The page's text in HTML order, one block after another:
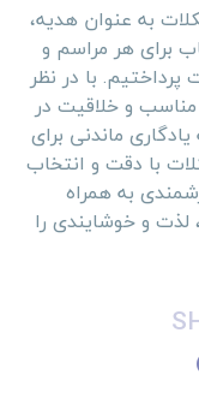
به عنوان هدیه،
برای هر مراسم و
با در نظر
و خلاقیت در
ماندنی برای
با دقت و انتخاب
به همراه
لذت و خوشایندی را